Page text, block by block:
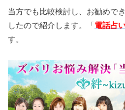
当方でも比較検討し、お勧めで
したので紹介します。「 電話占
す。